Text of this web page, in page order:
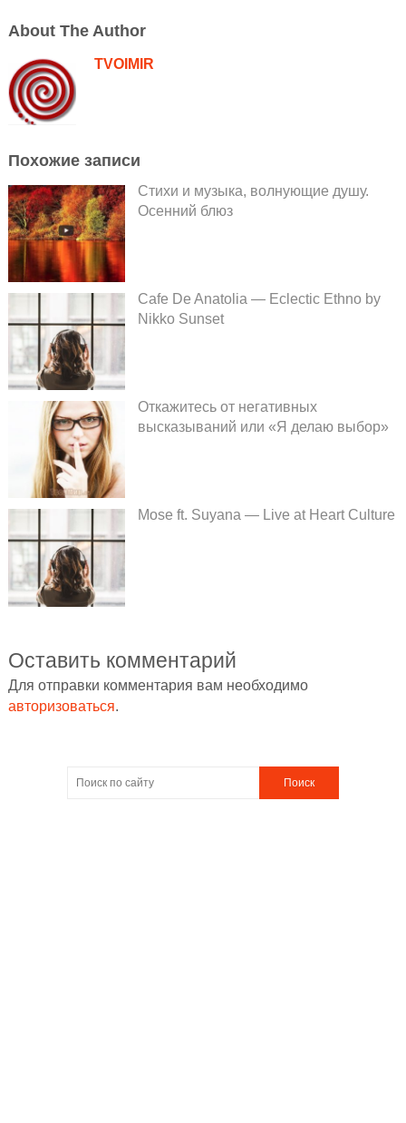
About The Author
TVOIMIR
Похожие записи
Стихи и музыка, волнующие душу.
Осенний блюз
Cafe De Anatolia — Eclectic Ethno by
Nikko Sunset
Откажитесь от негативных
высказываний или «Я делаю выбор»
Mose ft. Suyana — Live at Heart Culture
Оставить комментарий
Для отправки комментария вам необходимо
авторизоваться.